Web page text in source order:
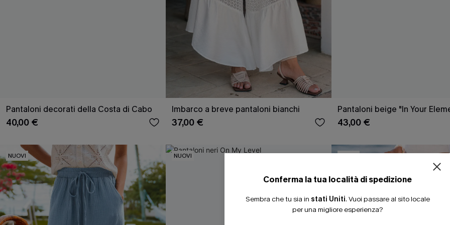
Pantaloni decorati della Costa di Cabo
40,00 €
Imbarco a breve pantaloni bianchi
37,00 €
Pantaloni beige "In Your
43,00 €
NUOVI NUOVI NUOVI
Conferma la tua località di spedizione
Sembra che tu sia in stati Uniti. Vuoi passare al sito locale
per una migliore esperienza?
ISCRIVITI PER
15% DI SCONTO
20% DI SCONTO SU